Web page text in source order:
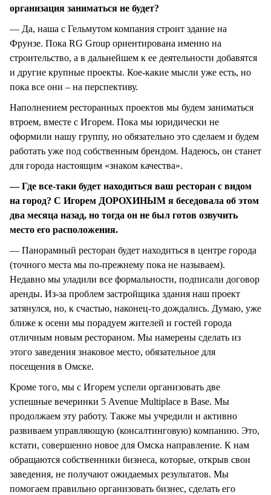
организация заниматься не будет?
— Да, наша с Гельмутом компания строит здание на
Фрунзе. Пока RG Group ориентирована именно на
строительство, а в дальнейшем к ее деятельности добавятся
и другие крупные проекты. Кое-какие мысли уже есть, но
пока все они – на перспективу.
Наполнением ресторанных проектов мы будем заниматься
втроем, вместе с Игорем. Пока мы юридически не
оформили нашу группу, но обязательно это сделаем и будем
работать уже под собственным брендом. Надеюсь, он станет
для города настоящим «знаком качества».
— Где все-таки будет находиться ваш ресторан с видом
на город? С Игорем ДОРОХИНЫМ я беседовала об этом
два месяца назад, но тогда он не был готов озвучить
место его расположения.
— Панорамный ресторан будет находиться в центре города
(точного места мы по-прежнему пока не называем).
Недавно мы уладили все формальности, подписали договор
аренды. Из-за проблем застройщика здания наш проект
затянулся, но, к счастью, наконец-то дождались. Думаю, уже
ближе к осени мы порадуем жителей и гостей города
отличным новым рестораном. Мы намерены сделать из
этого заведения знаковое место, обязательное для
посещения в Омске.
Кроме того, мы с Игорем успели организовать две
успешные вечеринки 5 Avenue Multiplace в Base. Мы
продолжаем эту работу. Также мы учредили и активно
развиваем управляющую (консалтинговую) компанию. Это,
кстати, совершенно новое для Омска направление. К нам
обращаются собственники бизнеса, которые, открыв свои
заведения, не получают ожидаемых результатов. Мы
помогаем правильно организовать бизнес, сделать его